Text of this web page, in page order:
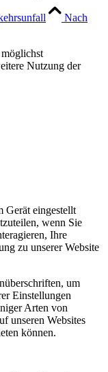
Nach
Nutzung der
Gerät eingestellt
wenn Sie
Ihre
zu unserer Website
um
Einstellungen
Arten von
unseren Websites
können.